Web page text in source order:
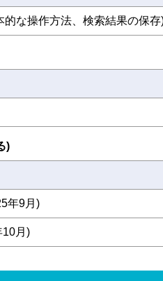
な操作方法、検索結果の保存
)
年9月)
10月)